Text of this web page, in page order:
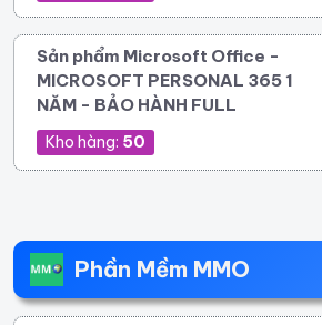
Sản phẩm Microsoft Office -
MICROSOFT PERSONAL 365 1
NĂM - BẢO HÀNH FULL
Kho hàng: 50
Phần Mềm MMO